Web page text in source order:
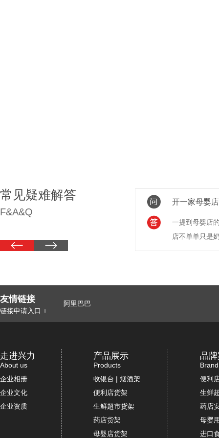
常见疑难解答
F&A&Q
... 开一家母婴
一提到母婴店
店不单单只是
友情链接
链接申请入口 +
阿里巴巴
走进兴力
About us
企业相册
企业文化
企业资质
产品展示
Products
收银台 | 烟酒架
便利店货架
生鲜超市货架
药店货架
母婴店货架
品
便利
生鲜
药店
母婴
进口